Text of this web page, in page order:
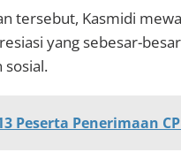
tersebut, Kasmidi
yang sebesar-
sosial.
Peserta Penerimaan